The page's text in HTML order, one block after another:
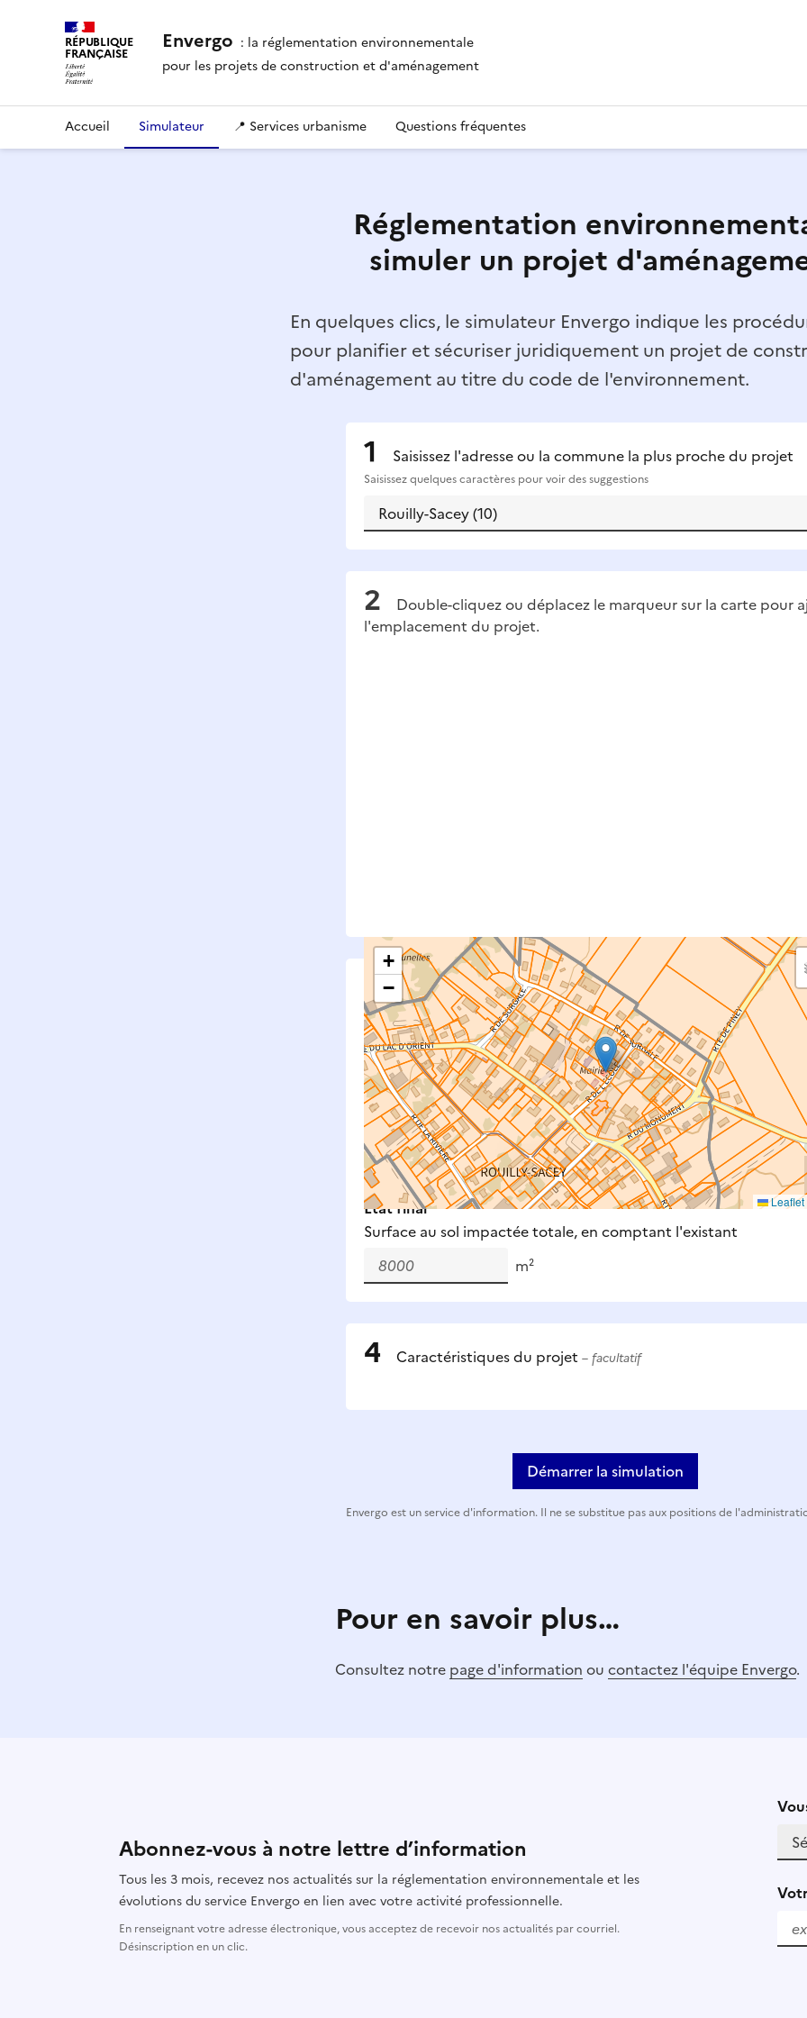
RÉPUBLIQUE
FRANÇAISE Envergo : la réglementation environnementale
pour les projets de construction et d'aménagement
Accueil Simulateur 📍 Services urbanisme Questions fréquentes
Réglementation
simuler un projet
En quelques clics, le simulateur Envergo indique les
pour planifier et sécuriser juridiquement un projet de
d'aménagement au titre du code de l'environnement.
Saisissez l'adresse ou la commune la plus proche du projet
Saisissez quelques caractères pour voir des suggestions
Double-cliquez ou déplacez le marqueur sur la carte pour
l'emplacement du projet.
+
−
Leaflet
Saisissez les surfaces aménagées par le projet
Surfaces à prendre en compte : bâti, voirie, espaces verts,
remblais et bassins — impacts définitifs et temporaires
Nouveaux impacts
Surface au sol nouvellement impactée par le projet
m²
État final
Surface au sol impactée totale, en comptant l'existant
m²
Caractéristiques du projet – facultatif
Démarrer la simulation
Envergo est un service d'information. Il ne se substitue pas aux positions de
Pour en savoir plus…
Consultez notre page d'information ou contactez l'équipe Envergo.
Abonnez-vous à notre lettre d’information
Tous les 3 mois, recevez nos actualités sur la réglementation environnementale et les
évolutions du service Envergo en lien avec votre activité professionnelle.
En renseignant votre adresse électronique, vous acceptez de recevoir nos actualités par courriel.
Désinscription en un clic.